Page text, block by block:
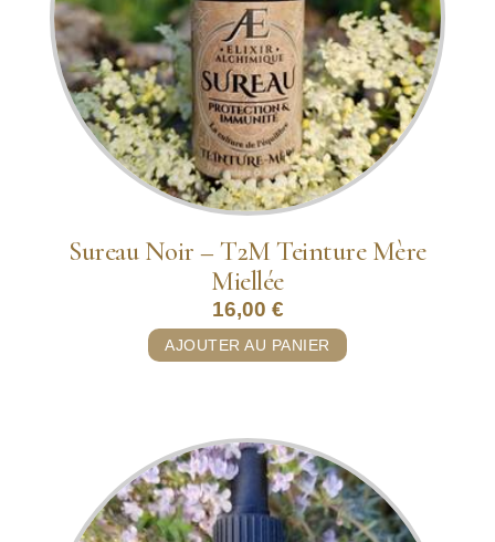
Sureau Noir – T2M Teinture Mère
Miellée
16,00 €
AJOUTER AU PANIER